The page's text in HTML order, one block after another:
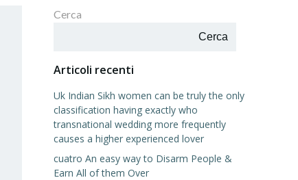
Cerca
Cerca
Articoli recenti
Uk Indian Sikh women can be truly the only
classification having exactly who
transnational wedding more frequently
causes a higher experienced lover
cuatro An easy way to Disarm People &
Earn All of them Over